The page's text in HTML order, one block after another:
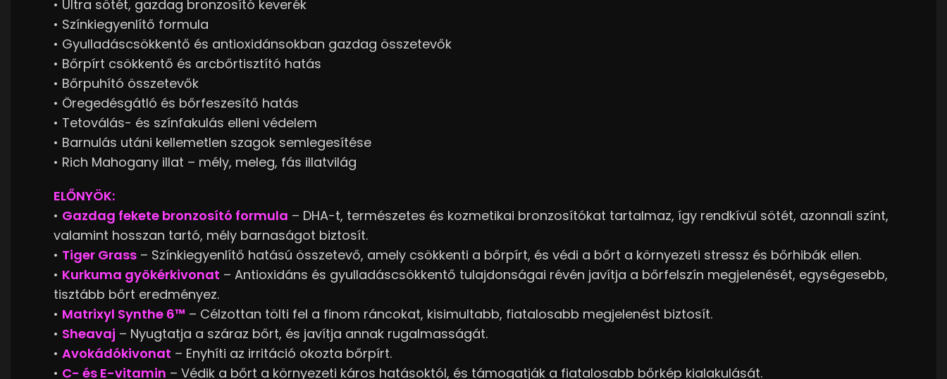
• Ultra sötét, gazdag bronzosító keverék
• Színkiegyenlítő formula
• Gyulladáscsökkentő és antioxidánsokban gazdag összetevők
• Bőrpírt csökkentő és arcbőrtisztító hatás
• Bőrpuhító összetevők
• Öregedésgátló és bőrfeszesítő hatás
• Tetoválás- és színfakulás elleni védelem
• Barnulás utáni kellemetlen szagok semlegesítése
• Rich Mahogany illat – mély, meleg, fás illatvilág
ELŐNYÖK:
• Gazdag fekete bronzosító formula – DHA-t, természetes és kozmetikai bronzosítókat tartalmaz, így rendkívül sötét, azonnali színt,
valamint hosszan tartó, mély barnaságot biztosít.
• Tiger Grass – Színkiegyenlítő hatású összetevő, amely csökkenti a bőrpírt, és védi a bőrt a környezeti stressz és bőrhibák ellen.
• Kurkuma gyökérkivonat – Antioxidáns és gyulladáscsökkentő tulajdonságai révén javítja a bőrfelszín megjelenését, egységesebb,
tisztább bőrt eredményez.
• Matrixyl Synthe 6™ – Célzottan tölti fel a finom ráncokat, kisimultabb, fiatalosabb megjelenést biztosít.
• Sheavaj – Nyugtatja a száraz bőrt, és javítja annak rugalmasságát.
• Avokádókivonat – Enyhíti az irritáció okozta bőrpírt.
• C- és E-vitamin – Védik a bőrt a környezeti káros hatásoktól, és támogatják a fiatalosabb bőrkép kialakulását.